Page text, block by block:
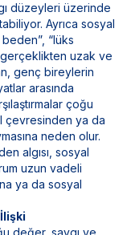
düzeyleri üzerinde
Ayrıca sosyal
“lüks
gerçeklikten uzak ve
genç bireylerin
arasında
çoğu
çevresinden ya da
neden olur.
algısı, sosyal
uzun vadeli
ya da sosyal
değer, saygı ve